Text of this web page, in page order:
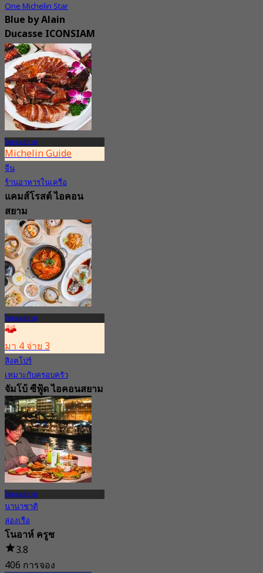
One Michelin Star
Blue by Alain
Ducasse ICONSIAM
New
4.5
จาก฿ 4,500
ไอคอนสยาม
Michelin Guide
จีน
ร้านอาหารในเครือ
แคมส์โรสต์ ไอคอน
สยาม
4.8
1.1K การจอง
จาก฿ 425
ไอคอนสยาม
มา 4 จ่าย 3
สิงคโปร์
เหมาะกับครอบครัว
จัมโบ้ ซีฟู้ด ไอคอนสยาม
4.6
15.6K การจอง
จาก฿ 548
ไอคอนสยาม
นานาชาติ
ล่องเรือ
โนอาห์ ครูซ
3.8
406 การจอง